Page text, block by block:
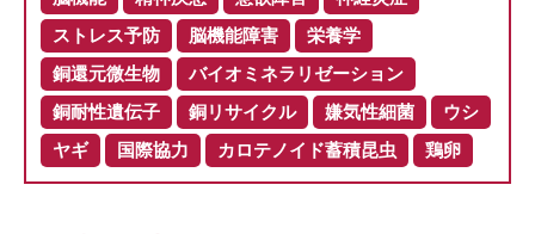
ストレス予防
脳機能障害
栄養学
銅還元微生物
バイオミネラリゼーション
銅耐性遺伝子
銅リサイクル 嫌気性細菌
ウシ
ヤギ
国際協力 カロテノイド蓄積昆虫 鶏卵